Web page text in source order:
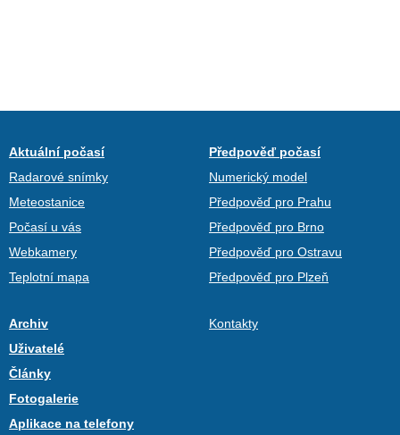
Aktuální počasí
Radarové snímky
Meteostanice
Počasí u vás
Webkamery
Teplotní mapa
Předpověď počasí
Numerický model
Předpověď pro Prahu
Předpověď pro Brno
Předpověď pro Ostravu
Předpověď pro Plzeň
Archiv
Uživatelé
Články
Fotogalerie
Aplikace na telefony
Kontakty